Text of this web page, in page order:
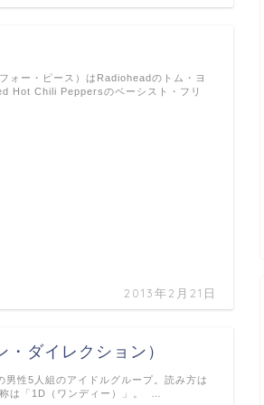
2013年2月21日
ォー・ピース）はRadioheadのトム・ヨ
Hot Chili Peppersのベーシスト・フリ
ダイレクション）
性5人組のアイドルグループ。読み方は
は「1D（ワンディー）」。 …